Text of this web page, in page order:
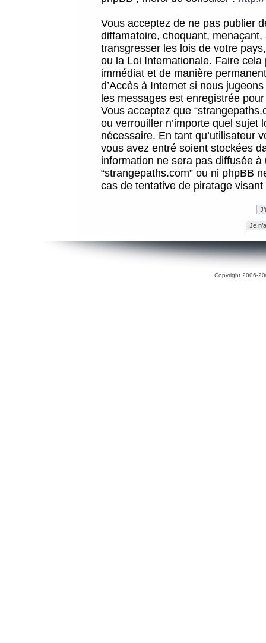
Vous acceptez de ne pas publier
diffamatoire, choquant,
transgresser les lois de votre
ou la Loi Internationale. Faire
immédiat et de manière
d’Accès à Internet si nous
les messages est enregistrée
Vous acceptez que
ou verrouiller n’importe quel sujet
nécessaire. En tant qu’utilisateur
vous avez entré soient stockées
information ne sera pas diffusée
“strangepaths.com” ou ni phpBB
cas de tentative de piratage
Copyright 2006-